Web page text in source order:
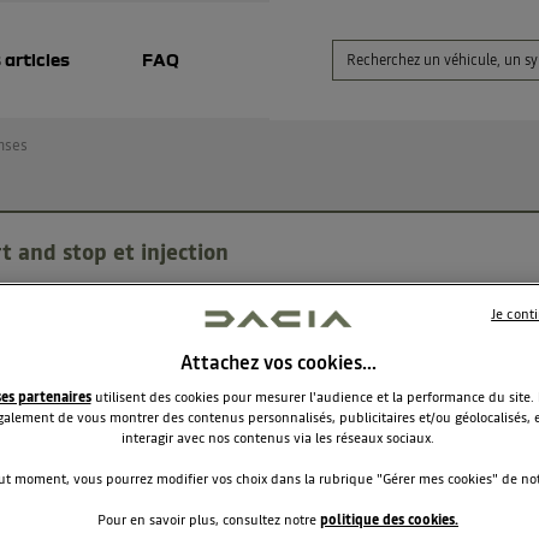
articles FAQ
and stop et injection
depuis hier après un trajet de 600 km mon duster de
start and stop a controler et injection a controler. Mais ses
aurait une idée d'ou cela pourrait venir? merci
Attachez vos cookies…
partenairesutilisent des cookies pour mesurer l'audience et la performance du site.
de vous montrer des contenus personnalisés, publicitaires et/ou géolocalisés,
interagir avec nos contenus via les réseaux sociaux.
moment, vous pourrez modifier vos choix dans la rubrique "Gérer mes cookies" de
Pour en savoir plus, consultez notrepolitique des cookies.
Je